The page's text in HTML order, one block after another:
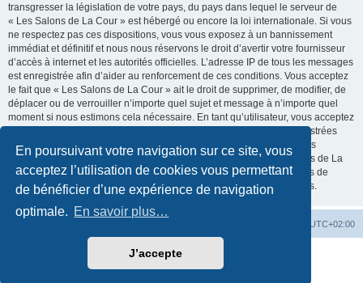
En poursuivant votre navigation sur ce site, vous
acceptez l’utilisation de cookies vous permettant
de bénéficier d’une expérience de navigation
optimale. En savoir plus…
J’accepte
transgresser la législation de votre pays, du pays dans lequel le serveur de
« Les Salons de La Cour » est hébergé ou encore la loi internationale. Si vous
ne respectez pas ces dispositions, vous vous exposez à un bannissement
immédiat et définitif et nous nous réservons le droit d’avertir votre fournisseur
d’accès à internet et les autorités officielles. L’adresse IP de tous les messages
est enregistrée afin d’aider au renforcement de ces conditions. Vous acceptez
le fait que « Les Salons de La Cour » ait le droit de supprimer, de modifier, de
déplacer ou de verrouiller n’importe quel sujet et message à n’importe quel
moment si nous estimons cela nécessaire. En tant qu’utilisateur, vous acceptez
que toutes les informations que vous avez renseignées soient enregistrées
dans notre base de données. Bien que ces informations ne seront pas
diffusées à une tierce partie sans votre consentement, ni « Les Salons de La
Cour », ni phpBB, ne pourront être tenus comme responsables en cas de
tentative de piratage informatique visant à compromettre vos données.
UTC+02:00
phpBB® Forum Software © phpBB Limited
©